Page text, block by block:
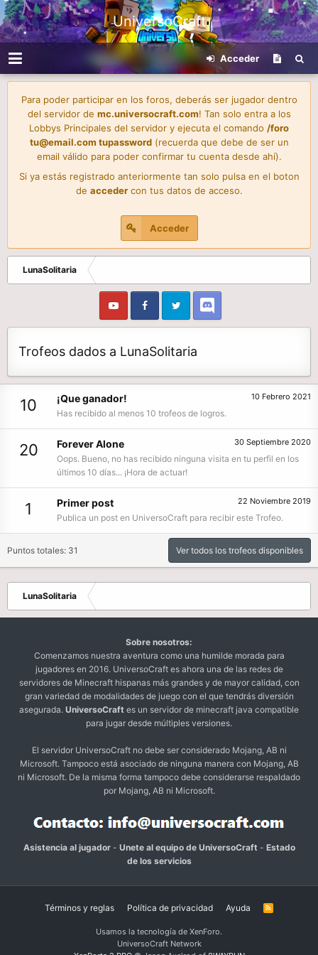
UniversoCraft
Acceder
Para poder participar en los foros, deberás ser jugador dentro
del servidor de mc.universocraft.com! Tan solo entra a los
Lobbys Principales del servidor y ejecuta el comando /foro
tu@email.com tupassword(recuerda que debe de ser un
email válido para poder confirmar tu cuenta desde ahí).
Si ya estás registrado anteriormente tan solo pulsa en el boton
de accedercon tus datos de acceso.
Acceder
LunaSolitaria
Trofeos dados a LunaSolitaria
10 10 Febrero 2021
¡Que ganador!
Has recibido al menos 10 trofeos de logros.
20 30 Septiembre 2020
Forever Alone
Oops. Bueno, no has recibido ninguna visita en tu perfil en los
últimos 10 días... ¡Hora de actuar!
1 22 Noviembre 2019
Primer post
Publica un post en UniversoCraft para recibir este Trofeo.
Puntos totales: 31 Ver todos los trofeos disponibles
LunaSolitaria
Sobre nosotros:
Comenzamos nuestra aventura como una humilde morada para
jugadores en 2016. UniversoCraft es ahora una de las redes de
servidores de Minecraft hispanas más grandes y de mayor calidad, con
gran variedad de modalidades de juego con el que tendrás diversión
asegurada. UniversoCraft es un servidor de minecraft java compatible
para jugar desde múltiples versiones.
El servidor UniversoCraft no debe ser considerado Mojang, AB ni
Microsoft. Tampoco está asociado de ninguna manera con Mojang, AB
ni Microsoft. De la misma forma tampoco debe considerarse respaldado
por Mojang, AB ni Microsoft.
Asistencia al jugador- Unete al equipo de UniversoCraft - Estado
de los servicios
Términos y reglas Política de privacidad Ayuda
R
Usamos la tecnología de XenForo.
UniversoCraft Network